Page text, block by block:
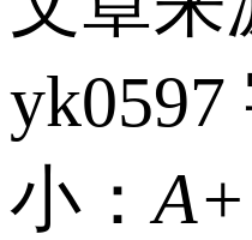
yk0597
小：A+